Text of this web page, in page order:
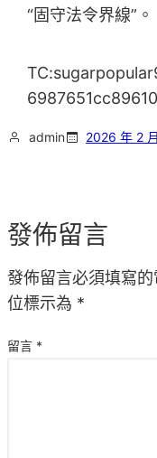
“固守法令界線”。
admin 2026 年 2
發佈留言
發佈留言必須填寫
位標示為 *
留言 *